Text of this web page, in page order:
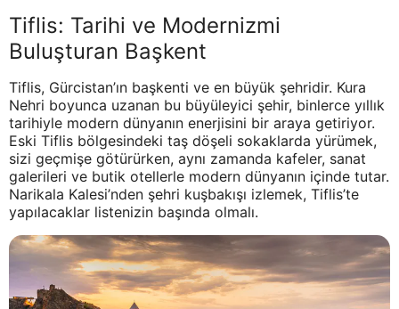
Tiflis: Tarihi ve Modernizmi
Buluşturan Başkent
Tiflis, Gürcistan’ın başkenti ve en büyük şehridir. Kura
Nehri boyunca uzanan bu büyüleyici şehir, binlerce yıllık
tarihiyle modern dünyanın enerjisini bir araya getiriyor.
Eski Tiflis bölgesindeki taş döşeli sokaklarda yürümek,
sizi geçmişe götürürken, aynı zamanda kafeler, sanat
galerileri ve butik otellerle modern dünyanın içinde tutar.
Narikala Kalesi’nden şehri kuşbakışı izlemek, Tiflis’te
yapılacaklar listenizin başında olmalı.